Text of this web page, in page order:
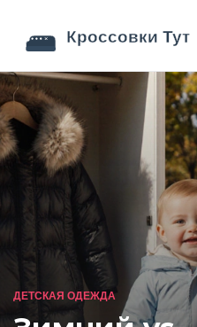
ДЕТСКАЯ ОДЕЖДА